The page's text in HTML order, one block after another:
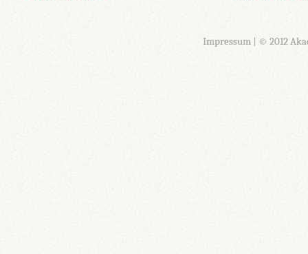
Impressum| © 2012